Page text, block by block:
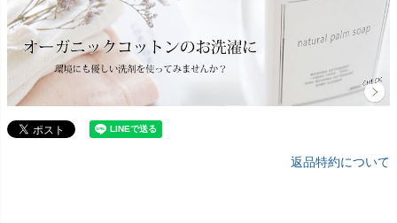
返品特約について